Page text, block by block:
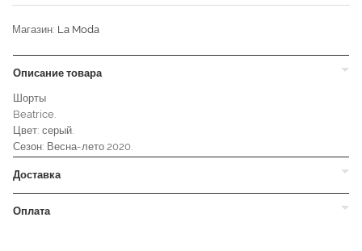
Магазин: La Moda
Описание товара
Шорты
Beatrice.
Цвет: серый.
Сезон: Весна-лето 2020.
Доставка
Оплата